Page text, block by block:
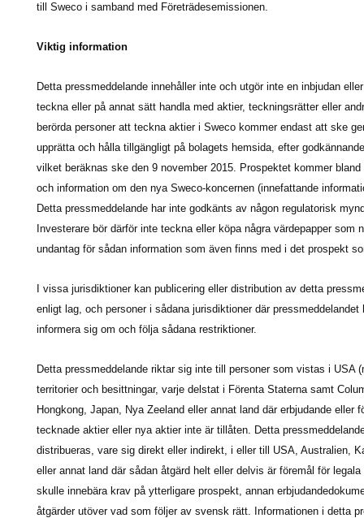
till Sweco i samband med Företrädesemissionen.
Viktig information
Detta pressmeddelande innehåller inte och utgör inte en inbjudan
teckna eller på annat sätt handla med aktier, teckningsrätter eller
berörda personer att teckna aktier i Sweco kommer endast att ske
upprätta och hålla tillgängligt på bolagets hemsida, efter
vilket beräknas ske den 9 november 2015. Prospektet kommer
och information om den nya Sweco-koncernen (innefattande
Detta pressmeddelande har inte godkänts av någon regulatorisk
Investerare bör därför inte teckna eller köpa några värdepapper som
undantag för sådan information som även finns med i det prospekt
I vissa jurisdiktioner kan publicering eller distribution av detta
enligt lag, och personer i sådana jurisdiktioner där
informera sig om och följa sådana restriktioner.
Detta pressmeddelande riktar sig inte till personer som vistas i USA
territorier och besittningar, varje delstat i Förenta Staterna samt
Hongkong, Japan, Nya Zeeland eller annat land där erbjudande eller
tecknade aktier eller nya aktier inte är tillåten. Detta
distribueras, vare sig direkt eller indirekt, i eller till USA, Australien,
eller annat land där sådan åtgärd helt eller delvis är föremål för
skulle innebära krav på ytterligare prospekt, annan
åtgärder utöver vad som följer av svensk rätt. Informationen i detta